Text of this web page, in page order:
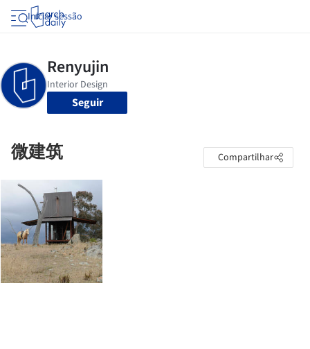
Iniciar sessão
Seguir
微建筑 Compartilhar